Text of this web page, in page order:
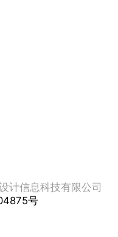
计信息科技有限公司
号